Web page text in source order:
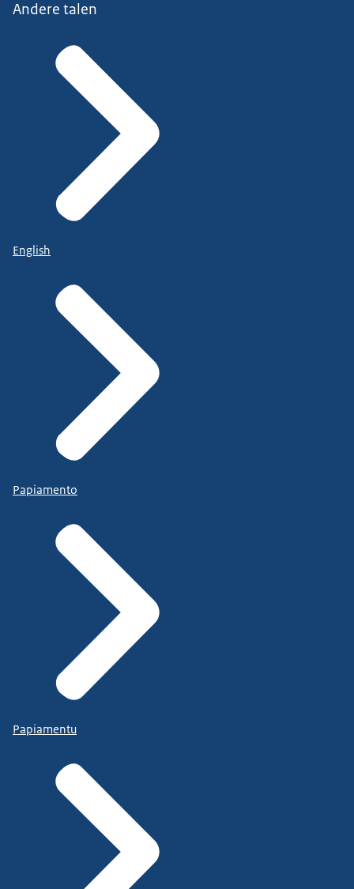
Maar zeker in het familierecht zorgen
waarbij we met de mensen bespreken
van wat wil je nou eigenlijk vastleggen?
Wat is jouw situatie, hoe is de wet?
En op basis daarvan maken
wij dan een akte op.
Dan kunnen ze nog vragen
stellen of opmerkingen doorgeven.
En op het moment dat ze akkoord zijn
met de akte, dan maken ze een afspraak om...
te komen tekenen.
En pas als een akte is getekend, dan werkt
Wat je dus ziet is dat als mensen overlijden dan...
komt er heel veel bij kijken
en mensen hebben...
soms wensen niet goed vastgelegd
wie gaat het afwikkelen, wie krijgt wat?
En dat kan je dus in testamenten
bijvoorbeeld goed vastleggen, zodat het...
ook voor de toekomst goed geregeld is.
Andere talen
English
Papiamento
Papiamentu